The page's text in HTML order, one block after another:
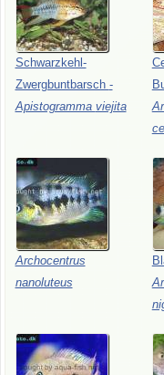
Schwarzkehl-
Zwergbuntbarsch -
Apistogramma viejita
Archocentrus
nanoluteus